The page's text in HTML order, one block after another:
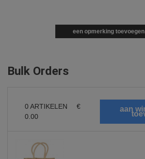
een opmerking toevoegen
Bulk Orders
0 ARTIKELEN
€
0.00